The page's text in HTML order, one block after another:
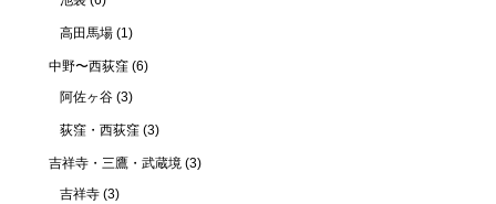
高田馬場 (1)
中野〜西荻窪 (6)
阿佐ヶ谷 (3)
荻窪・西荻窪 (3)
吉祥寺・三鷹・武蔵境 (3)
吉祥寺 (3)